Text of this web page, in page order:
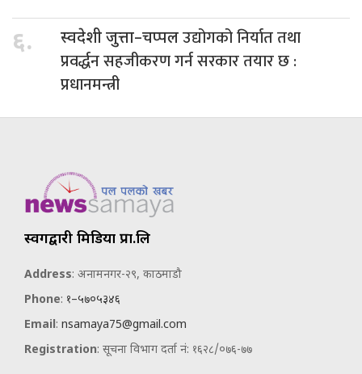
६. स्वदेशी जुत्ता–चप्पलउद्योगको निर्यात तथा
प्रवर्द्धन सहजीकरण गर्न सरकार तयार छ :
प्रधानमन्त्री
स्वर्गद्वारी मिडिया प्रा.लि
Address: अनामनगर-२९, काठमाडौ
Phone: १–५७०५३४६
Email: nsamaya75@gmail.com
Registration: सूचना विभाग दर्ता नं: १६२८/०७६-७७